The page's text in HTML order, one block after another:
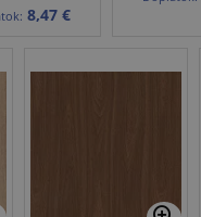
8,47 €